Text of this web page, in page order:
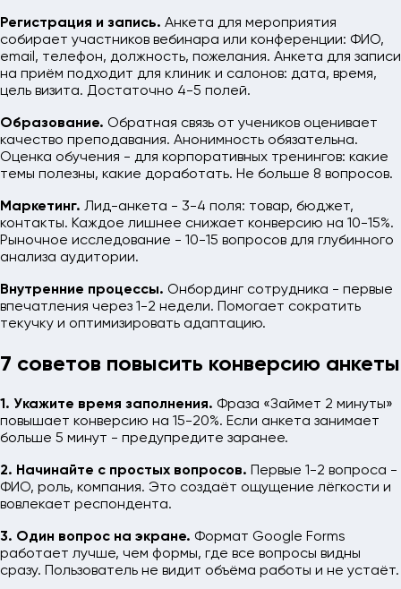
Регистрация и запись. Анкета для мероприятия
собирает участников вебинара или конференции: ФИО,
email, телефон, должность, пожелания. Анкета для записи
на приём подходит для клиник и салонов: дата, время,
цель визита. Достаточно 4-5 полей.
Образование. Обратная связь от учеников оценивает
качество преподавания. Анонимность обязательна.
Оценка обучения - для корпоративных тренингов: какие
темы полезны, какие доработать. Не больше 8 вопросов.
Маркетинг. Лид-анкета - 3-4 поля: товар, бюджет,
контакты. Каждое лишнее снижает конверсию на 10-15%.
Рыночное исследование - 10-15 вопросов для глубинного
анализа аудитории.
Внутренние процессы. Онбординг сотрудника - первые
впечатления через 1-2 недели. Помогает сократить
текучку и оптимизировать адаптацию.
7 советов повысить конверсию анкеты
1. Укажите время заполнения. Фраза «Займет 2 минуты»
повышает конверсию на 15-20%. Если анкета занимает
больше 5 минут - предупредите заранее.
2. Начинайте с простых вопросов. Первые 1-2 вопроса -
ФИО, роль, компания. Это создаёт ощущение лёгкости и
вовлекает респондента.
3. Один вопрос на экране. Формат Google Forms
работает лучше, чем формы, где все вопросы видны
сразу. Пользователь не видит объёма работы и не устаёт.